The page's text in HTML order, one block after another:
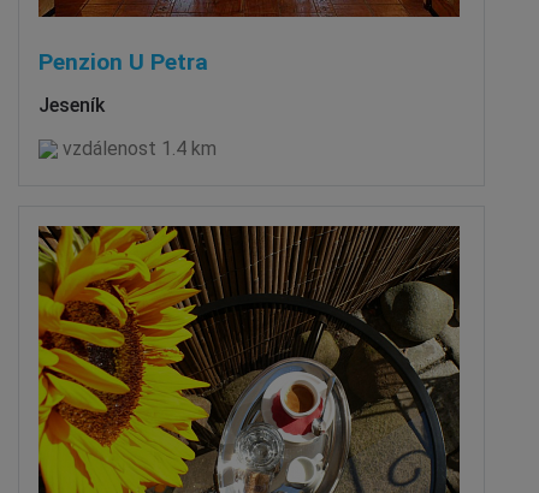
Penzion U Petra
Jeseník
vzdálenost 1.4 km